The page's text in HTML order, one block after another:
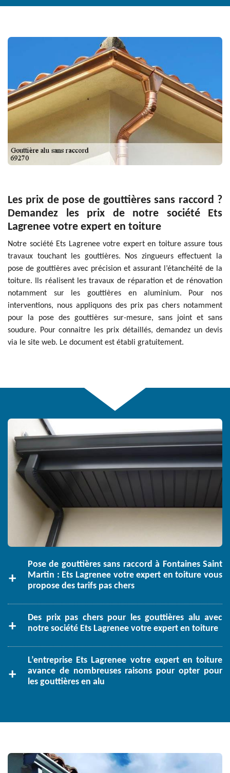
Les prix de pose de gouttières sans raccord ?
Demandez les prix de notre société Ets
Lagrenee votre expert en toiture
Notre société Ets Lagrenee votre expert en toiture assure tous
travaux touchant les gouttières. Nos zingueurs effectuent la
pose de gouttières avec précision et assurant l’étanchéité de la
toiture. Ils réalisent les travaux de réparation et de rénovation
notamment sur les gouttières en aluminium. Pour nos
interventions, nous appliquons des prix pas chers notamment
pour la pose des gouttières sur-mesure, sans joint et sans
soudure. Pour connaitre les prix détaillés, demandez un devis
via le site web. Le document est établi gratuitement.
Pose de gouttières sans raccord à Fontaines Saint
Martin : Ets Lagrenee votre expert en toiture vous
propose des tarifs pas chers
Des prix pas chers pour les gouttières alu avec
notre société Ets Lagrenee votre expert en toiture
L’entreprise Ets Lagrenee votre expert en toiture
avance de nombreuses raisons pour opter pour
les gouttières en alu